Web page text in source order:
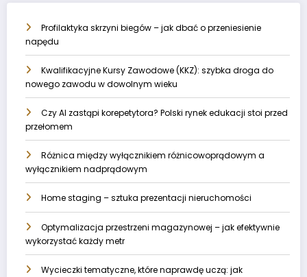
Profilaktyka skrzyni biegów – jak dbać o przeniesienie
napędu
Kwalifikacyjne Kursy Zawodowe (KKZ): szybka droga do
nowego zawodu w dowolnym wieku
Czy AI zastąpi korepetytora? Polski rynek edukacji stoi przed
przełomem
Różnica między wyłącznikiem różnicowoprądowym a
wyłącznikiem nadprądowym
Home staging – sztuka prezentacji nieruchomości
Optymalizacja przestrzeni magazynowej – jak efektywnie
wykorzystać każdy metr
Wycieczki tematyczne, które naprawdę uczą: jak